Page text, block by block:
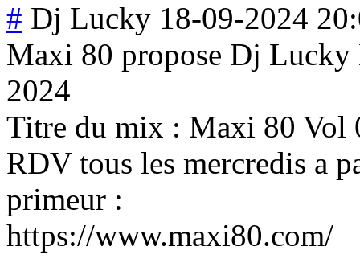
# Dj Lucky 18-09-2024
Maxi 80 propose Dj
2024
Titre du mix : Maxi 80 Vol
RDV tous les mercredis a
primeur :
https://www.maxi80.com/